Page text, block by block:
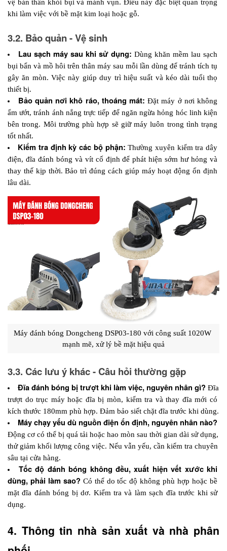
vệ bản thân khỏi bụi và mảnh vụn. Điều này đặc biệt quan trọng
khi làm việc với bề mặt kim loại hoặc gỗ.
3.2. Bảo quản - Vệ sinh
Lau sạch máy sau khi sử dụng: Dùng khăn mềm lau sạch
bụi bẩn và mồ hôi trên thân máy sau mỗi lần dùng để tránh tích tụ
gây ăn mòn. Việc này giúp duy trì hiệu suất và kéo dài tuổi thọ
thiết bị.
Bảo quản nơi khô ráo, thoáng mát: Đặt máy ở nơi không
ẩm ướt, tránh ánh nắng trực tiếp để ngăn ngừa hỏng hóc linh kiện
bên trong. Môi trường phù hợp sẽ giữ máy luôn trong tình trạng
tốt nhất.
Kiểm tra định kỳ các bộ phận: Thường xuyên kiểm tra dây
điện, đĩa đánh bóng và vít cố định để phát hiện sớm hư hỏng và
thay thế kịp thời. Bảo trì đúng cách giúp máy hoạt động ổn định
lâu dài.
Máy đánh bóng Dongcheng DSP03-180 với công suất 1020W
mạnh mẽ, xử lý bề mặt hiệu quả
3.3. Các lưu ý khác - Câu hỏi thường gặp
Đĩa đánh bóng bị trượt khi làm việc, nguyên nhân gì? Đĩa
trượt do trục máy hoặc đĩa bị mòn, kiểm tra và thay đĩa mới có
kích thước 180mm phù hợp. Đảm bảo siết chặt đĩa trước khi dùng.
Máy chạy yếu dù nguồn điện ổn định, nguyên nhân nào?
Động cơ có thể bị quá tải hoặc hao mòn sau thời gian dài sử dụng,
thử giảm khối lượng công việc. Nếu vẫn yếu, cần kiểm tra chuyên
sâu tại cửa hàng.
Tốc độ đánh bóng không đều, xuất hiện vết xước khi
dùng, phải làm sao? Có thể do tốc độ không phù hợp hoặc bề
mặt đĩa đánh bóng bị dơ. Kiểm tra và làm sạch đĩa trước khi sử
dụng.
4. Thông tin nhà sản xuất và nhà phân